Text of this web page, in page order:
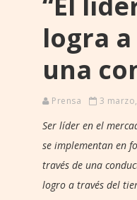
logra
una
Prensa 3
Ser líder en el
se implementan en
través de una
logro a través del